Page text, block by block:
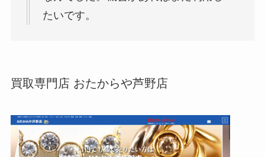
たいです。
買取専門店 おたからや芦野店